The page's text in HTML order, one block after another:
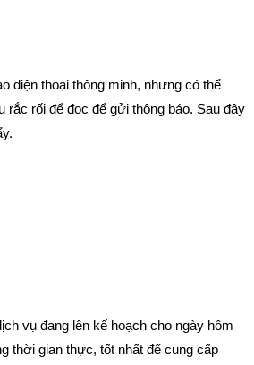
điện thoại thông minh, nhưng có thể
rối để đọc để gửi thông báo. Sau đây
vụ đang lên kế hoạch cho ngày hôm
thời gian thực, tốt nhất để cung cấp